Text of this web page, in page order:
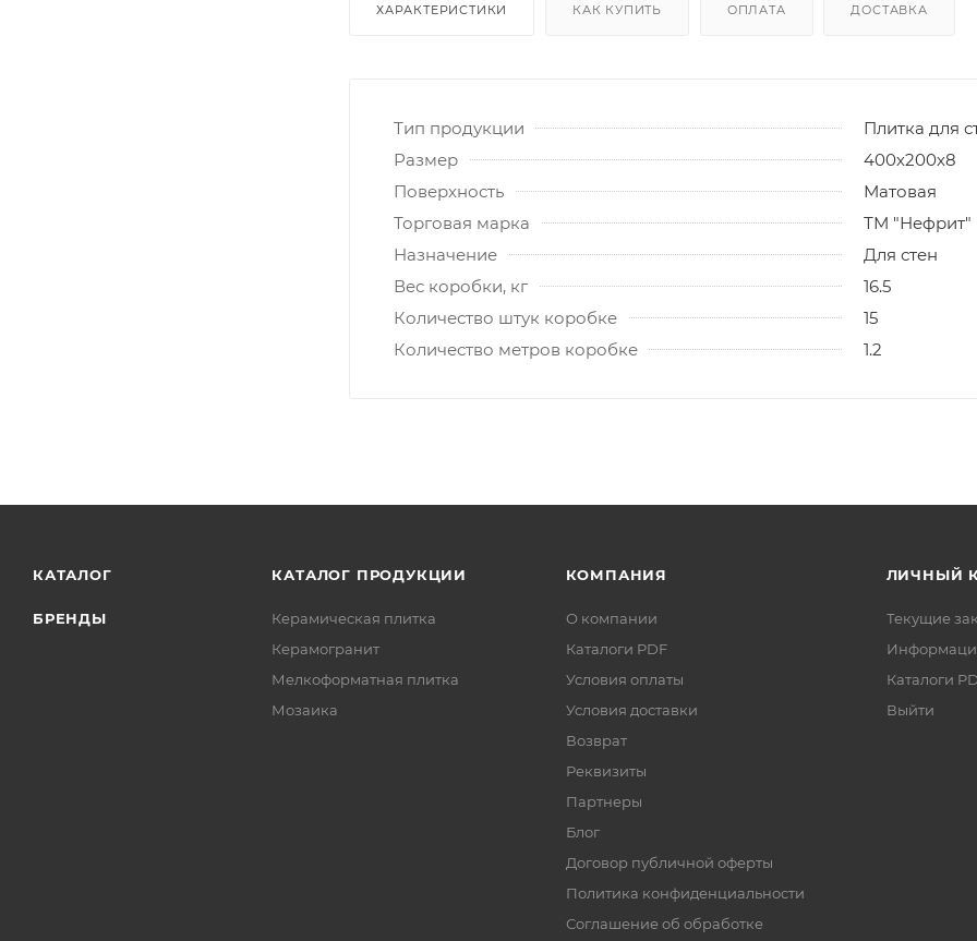
ХАРАКТЕРИСТИКИ КАК КУПИТЬ ОПЛАТА ДОСТАВКА
Тип продукции
Плитка для
Размер
400х200х8
Поверхность
Матовая
Торговая марка
ТМ "Нефрит"
Назначение
Для стен
Вес коробки, кг
16.5
Количество штук коробке
15
Количество метров коробке
1.2
КАТАЛОГ
БРЕНДЫ
КАТАЛОГ ПРОДУКЦИИ
Керамическая плитка
Керамогранит
Мелкоформатная плитка
Мозаика
КОМПАНИЯ
О компании
Каталоги PDF
Условия оплаты
Условия доставки
Возврат
Реквизиты
Партнеры
Блог
Договор публичной оферты
Политика конфиденциальности
Соглашение об обработке
ЛИЧНЫЙ
Текущие
Каталоги
Выйти